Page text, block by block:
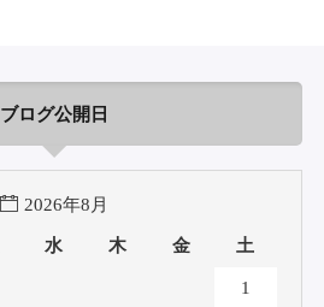
ブログ公開日
2026年8月
水 木 金 土
1